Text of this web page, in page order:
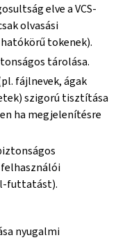
elve a VCS-
olvasási
tokenek).
tárolása.
fájlnevek, ágak
szigorú tisztítása
ha megjelenítésre
futtatást).
nyugalmi